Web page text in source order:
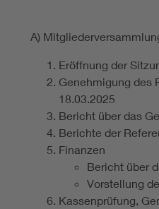
A)
Eröffnung der
Genehmigung des
18.03.2025
Bericht über das
Berichte der
Finanzen
Bericht über
Vorstellung
Kassenprüfung,